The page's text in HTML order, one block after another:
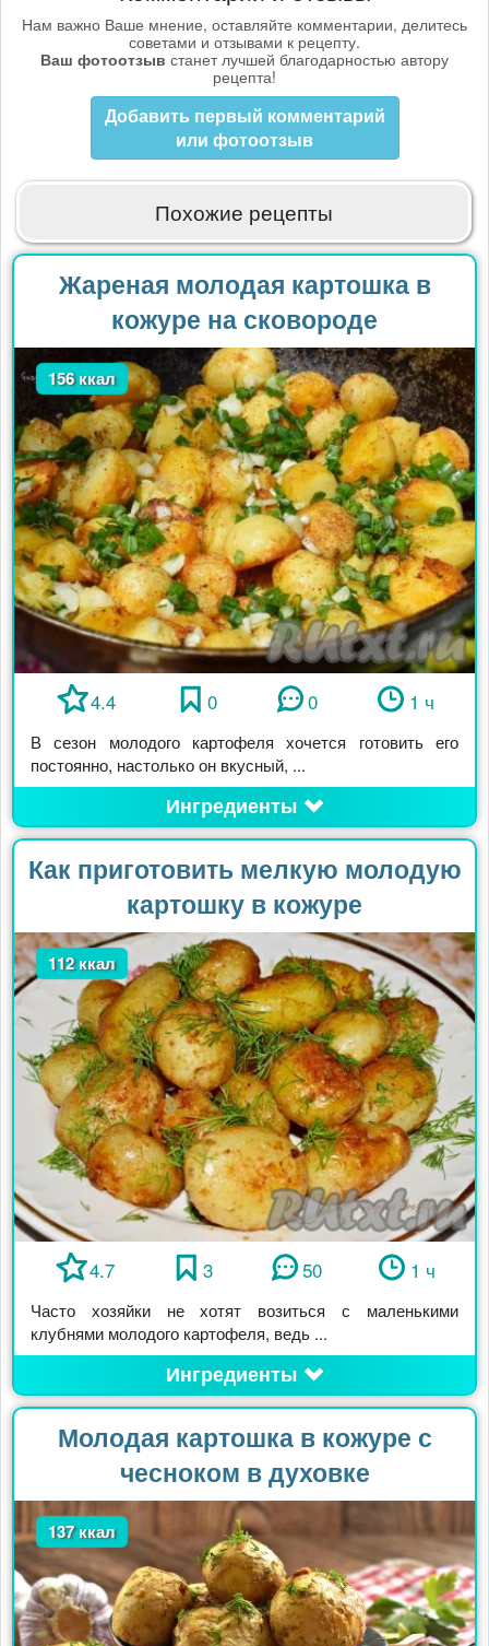
Нам важно Ваше мнение, оставляйте комментарии, делитесь
советами и отзывами к рецепту.
Ваш фотоотзыв станет лучшей благодарностью автору
рецепта!
Добавить первый комментарий
или фотоотзыв
Похожие рецепты
Жареная молодая картошка в
кожуре на сковороде
156 ккал
4.4 0 0 1 ч
В сезон молодого картофеля хочется готовить его
постоянно, настолько он вкусный, ...
Ингредиенты
Как приготовить мелкую молодую
картошку в кожуре
112 ккал
4.7 3 50 1 ч
Часто хозяйки не хотят возиться с маленькими
клубнями молодого картофеля, ведь ...
Ингредиенты
Молодая картошка в кожуре с
чесноком в духовке
137 ккал